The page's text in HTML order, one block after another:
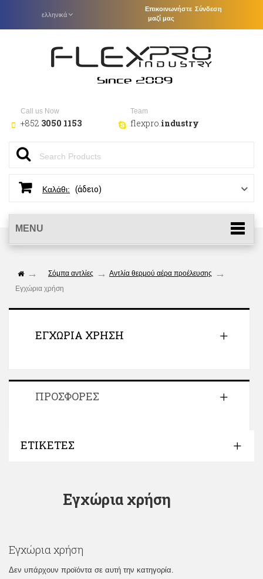
Σύνδεση
ελληνικά
Επικοινωνήστε
μαζί μας
Call us Now
+852 3050 1153
Team
flexpro.industry
Καλάθι: (άδειο)
MENU
Σόμπα αντλίες
Αντλία θερμού αέρα προέλευσης
Εγχώρια χρήση
ΕΓΧΏΡΙΑ ΧΡΉΣΗ
ΠΡΟΣΦΟΡΈΣ
ΕΤΙΚΈΤΕΣ
Εγχώρια χρήση
Εγχώρια χρήση
Δεν υπάρχουν προϊόντα σε αυτή την κατηγορία.